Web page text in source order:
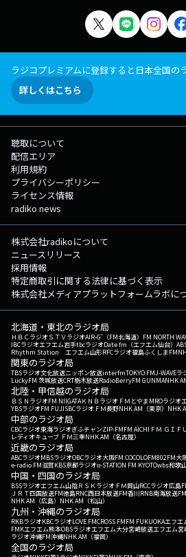
ラジコプレミアムに登録すると日本全国の
詳しくはこちら
聴取について
配信エリア
利用規約
プライバシーポリシー
ライセンス情報
radiko news
株式会社radikoについて
ニュースリリース
採用情報
特定商取引に関する法律に基づく表示
株式会社メディアプラットフォームラボに
北海道・東北のラジオ局
ＨＢＣラジオＳＴＶラジオAIR-G'（FM北海道） FM NORTH
IBCラジオエフエム岩手tbcラジオDate fm（エフエム仙台）
Rhythm Station エフエム山形RFCラジオ福島ふくしまFM
関東のラジオ局
TBSラジオ文化放送ニッポン放送interfmTOKYO FMJ-WAVEラ
LuckyFM 茨城放送CRT栃木放送RadioBerryFM GUNMANHK
北陸・甲信越のラジオ局
ＢＳＮラジオFM NIIGATAＫＮＢラジオ ＦＭとやまMROラジオ
YBSラジオFM FUJISBCラジオ ＦＭ長野NHK AM（東京） NHK
中部のラジオ局
CBCラジオ東海ラジオぎふチャンZIP-FMFM AICHI ＦＭ ＧＩＦＵ
レディオキューブ ＦＭ三重NHK AM（名古屋）
近畿のラジオ局
ABCラジオMBSラジオOBCラジオ大阪FM COCOLOFM802FM大
e-radio FM滋賀KBS京都ラジオα-STATION FM KYOTOwbs和歌
中国・四国のラジオ局
BSSラジオエフエム山陰ＲＳＫラジオ ＦＭ岡山RCCラジオ広島
ＪＲＴ四国放送FM徳島RNC西日本放送FM香川RNB南海放送
NHK AM（広島） NHK AM（松山）
九州・沖縄のラジオ局
RKBラジオKBCラジオLOVE FMCROSS FMFM FUKUOKAエフエ
FMKエフエム熊本OBSラジオエフエム大分宮崎放送エフエム宮
ラジオ沖縄FM沖縄NHK AM（福岡）
全国のラジオ局